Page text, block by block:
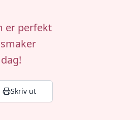
er perfekt
Skriv ut